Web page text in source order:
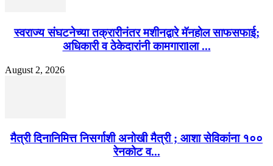
स्वराज्य संघटनेच्या तक्रारीनंतर मशीनद्वारे मॅनहोल साफसफाई;
अधिकारी व ठेकेदारांनी कामगाराlला ...
August 2, 2026
मैत्री दिनानिमित्त निसर्गाशी अनोखी मैत्री ; आशा सेविकांना १००
रेनकोट व...